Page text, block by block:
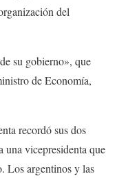
del
su gobierno», que
de Economía,
recordó sus dos
una vicepresidenta que
Los argentinos y las